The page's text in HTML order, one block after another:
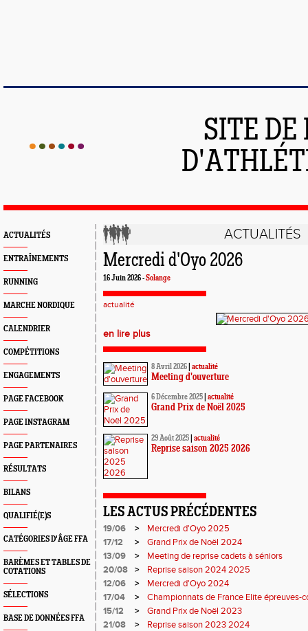
SITE DE
ACTUALITÉS
ENTRAÎNEMENTS
RUNNING
MARCHE NORDIQUE
CALENDRIER
COMPÉTITIONS
ENGAGEMENTS
PAGE FACEBOOK
PAGE INSTAGRAM
PAGE PARTENAIRES
RÉSULTATS
BILANS
QUALIFIÉ(E)S
CATÉGORIES D'ÂGE FFA
BARÈMES ET TABLES DE
COTATIONS
SÉLECTIONS
BASE DE DONNÉES FFA
ACTUALITÉS
Mercredi d'Oyo 2026
16 Juin 2026 -Solange
actualité
en lire plus
8 Avril 2026 actualité
Meeting d'ouverture
6 Décembre 2025 actualité
Grand Prix de Noël 2025
29 Août 2025 actualité
Reprise saison 2025 2026
LES ACTUS PRÉCÉDENTES
19/06 >
Mercredi d'Oyo 2025
17/12
>
Grand Prix de Noël 2024
13/09
>
Meeting de reprise cadets à séniors
20/08
>
Reprise saison 2024 2025
12/06
>
Mercredi d'Oyo 2024
17/04
>
Championnats de France Elite épreuves-
15/12
>
Grand Prix de Noël 2023
21/08
>
Reprise saison 2023 2024